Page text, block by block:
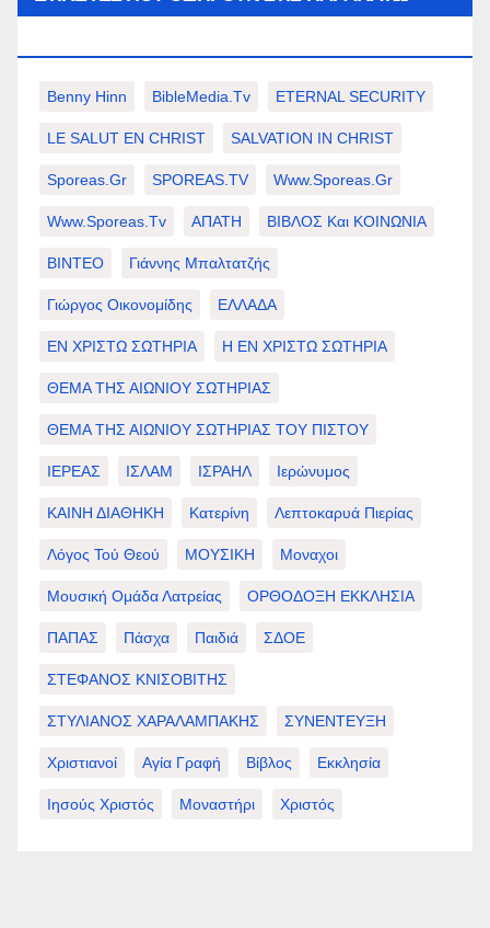
Benny Hinn BibleMedia.tv ETERNAL SECURITY
LE SALUT EN CHRIST SALVATION IN CHRIST
Sporeas.gr SPOREAS.TV Www.sporeas.gr
Www.sporeas.tv ΑΠΑΤΗ ΒΙΒΛΟΣ Και ΚΟΙΝΩΝΙΑ
ΒΙΝΤΕΟ Γιάννης Μπαλτατζής
Γιώργος Οικονομίδης ΕΛΛΑΔΑ
ΕΝ ΧΡΙΣΤΩ ΣΩΤΗΡΙΑ Η ΕΝ ΧΡΙΣΤΩ ΣΩΤΗΡΙΑ
ΘΕΜΑ ΤΗΣ ΑΙΩΝΙΟΥ ΣΩΤΗΡΙΑΣ
ΘΕΜΑ ΤΗΣ ΑΙΩΝΙΟΥ ΣΩΤΗΡΙΑΣ ΤΟΥ ΠΙΣΤΟΥ
ΙΕΡΕΑΣ ΙΣΛΑΜ ΙΣΡΑΗΛ Ιερώνυμος
ΚΑΙΝΗ ΔΙΑΘΗΚΗ Κατερίνη Λεπτοκαρυά Πιερίας
Λόγος Τού Θεού ΜΟΥΣΙΚΗ Μοναχοι
Μουσική Ομάδα Λατρείας ΟΡΘΟΔΟΞΗ ΕΚΚΛΗΣΙΑ
ΠΑΠΑΣ Πάσχα Παιδιά ΣΔΟΕ
ΣΤΕΦΑΝΟΣ ΚΝΙΣΟΒΙΤΗΣ
ΣΤΥΛΙΑΝΟΣ ΧΑΡΑΛΑΜΠΑΚΗΣ ΣΥΝΕΝΤΕΥΞΗ
Χριστιανοί Αγία Γραφή Βίβλος Εκκλησία
Ιησούς Χριστός Μοναστήρι Χριστός